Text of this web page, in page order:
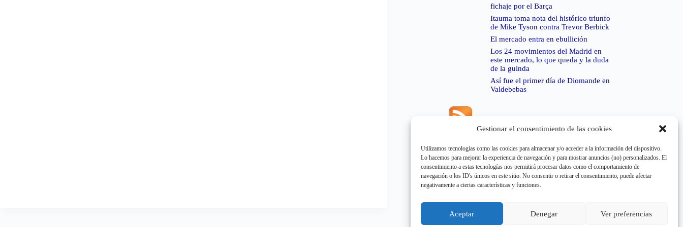
Gestionar el consentimiento de las cookies
Utilizamos tecnologías como las cookies para almacenar y/o acceder a la información del dispositivo.
Lo hacemos para mejorar la experiencia de navegación y para mostrar anuncios (no) personalizados. El
consentimiento a estas tecnologías nos permitirá procesar datos como el comportamiento de
navegación o los ID's únicos en este sitio. No consentir o retirar el consentimiento, puede afectar
negativamente a ciertas características y funciones.
Aceptar Denegar Ver preferencias
fichaje por el Barça
Itauma toma nota del histórico triunfo
de Mike Tyson contra Trevor Berbick
El mercado entra en ebullición
Los 24 movimientos del Madrid en
este mercado, lo que queda y la duda
de la guinda
Así fue el primer día de Diomande en
Valdebebas
Error de RSS:Retrieved unsupported status code
"503"